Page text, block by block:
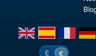
en es fr de
£ €